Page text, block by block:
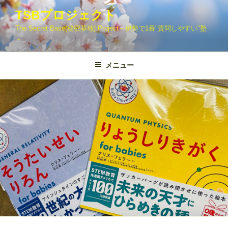
コ
ン
テ
ン
ツ
ス
キ
プ
TSBプロジェクト
The Secret Base(秘密基地) Project～伊勢で1番"質問しやすい"塾
～
メニュー